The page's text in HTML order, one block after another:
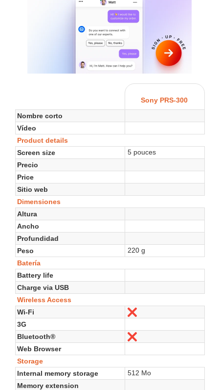
Sony PRS-300
Nombre corto
Vídeo
Product details
Screen size
5 pouces
Precio
Price
Sitio web
Dimensiones
Altura
Ancho
Profundidad
Peso
220 g
Batería
Battery life
Charge via USB
Wireless Access
Wi-Fi
3G
Bluetooth®
Web Browser
Storage
Internal memory storage
512 Mo
Memory extension